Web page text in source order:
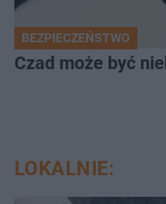
BEZPIECZEŃSTWO
Czad może być
LOKALNIE: